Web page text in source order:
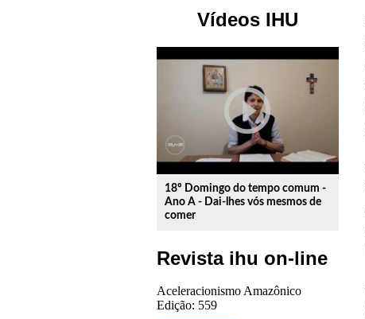
Vídeos IHU
play_circle_outline
18º Domingo do tempo comum -
Ano A - Dai-lhes vós mesmos de
comer
Revista ihu on-line
Aceleracionismo Amazônico
Edição: 559